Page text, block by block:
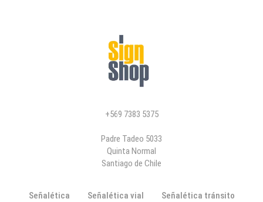
+569 7383 5375
Padre Tadeo 5033
Quinta Normal
Santiago de Chile
Señalética Señalética vial Señalética tránsito